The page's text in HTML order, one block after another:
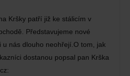
Kršky patří již ke stálicím v
Představujeme nové
u nás dlouho neohřejí.O tom, jak
dostanou popsal pan Krška